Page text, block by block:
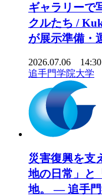
ギャラリーで
クルたち /
が展示準備・
2026.07.06 14:30
追手門学院大学
災害復興を支
地の日常」と
地。 ― 追手門